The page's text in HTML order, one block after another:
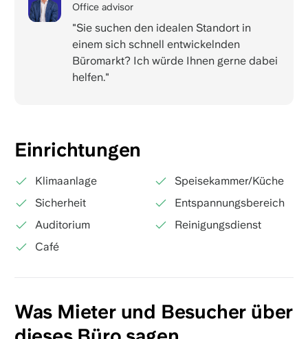
Office advisor
"Sie suchen den idealen Standort in
einem sich schnell entwickelnden
Büromarkt? Ich würde Ihnen gerne dabei
helfen."
Einrichtungen
Klimaanlage
Speisekammer/Küche
Sicherheit
Entspannungsbereich
Auditorium
Reinigungsdienst
Café
Was Mieter und Besucher über